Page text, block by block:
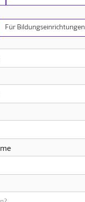
Für Bildungseinrichtungen